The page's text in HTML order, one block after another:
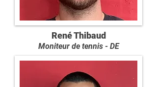
René Thibaud
Moniteur de tennis - DE